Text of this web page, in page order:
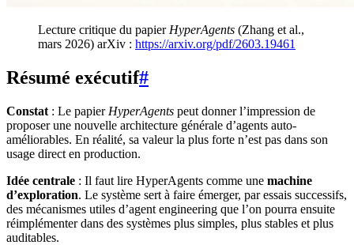
Lecture critique du papier HyperAgents (Zhang et al.,
mars 2026) arXiv : https://arxiv.org/pdf/2603.19461
Résumé exécutif#
Constat : Le papier HyperAgents peut donner l’impression de
proposer une nouvelle architecture générale d’agents auto-
améliorables. En réalité, sa valeur la plus forte n’est pas dans son
usage direct en production.
Idée centrale : Il faut lire HyperAgents comme une machine
d’exploration. Le système sert à faire émerger, par essais successifs,
des mécanismes utiles d’agent engineering que l’on pourra ensuite
réimplémenter dans des systèmes plus simples, plus stables et plus
auditables.